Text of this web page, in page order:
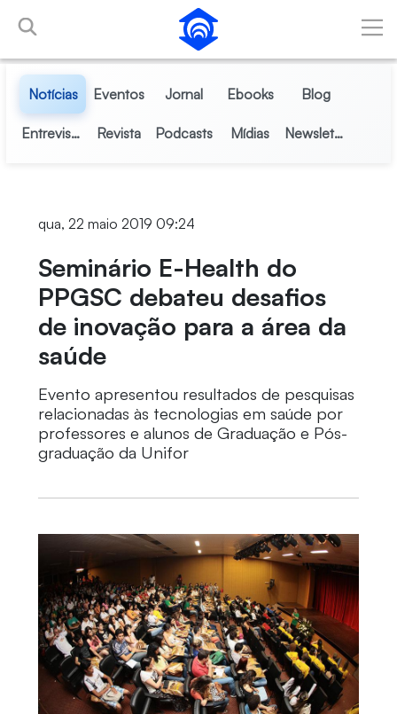
Pular para o Conteúdo principal
Notícias Eventos Jornal Ebooks Blog
Entrevistas Revista Podcasts Mídias Newsletter
qua, 22 maio 2019 09:24
Seminário E-Health do
PPGSC debateu desafios
de inovação para a área da
saúde
Evento apresentou resultados de pesquisas
relacionadas às tecnologias em saúde por
professores e alunos de Graduação e Pós-
graduação da Unifor